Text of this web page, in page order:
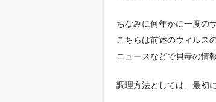
ちなみに何年かに一度の
こちらは前述のウィルス
ニュースなどで貝毒の情
調理方法としては、最初